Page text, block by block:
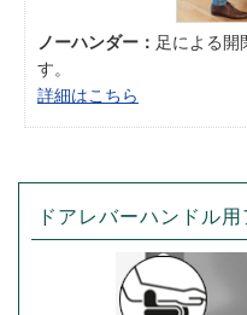
ノーハンダー： 足による開
す。
詳細はこちら
ドアレバーハンドル